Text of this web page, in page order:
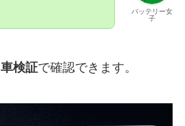
バッテリー女
子
車検証で確認できます。